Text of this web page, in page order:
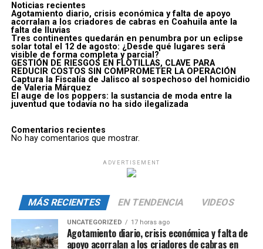
Noticias recientes
Agotamiento diario, crisis económica y falta de apoyo
acorralan a los criadores de cabras en Coahuila ante la
falta de lluvias
Tres continentes quedarán en penumbra por un eclipse
solar total el 12 de agosto: ¿Desde qué lugares será
visible de forma completa y parcial?
GESTIÓN DE RIESGOS EN FLOTILLAS, CLAVE PARA
REDUCIR COSTOS SIN COMPROMETER LA OPERACIÓN
Captura la Fiscalía de Jalisco al sospechoso del homicidio
de Valeria Márquez
El auge de los poppers: la sustancia de moda entre la
juventud que todavía no ha sido ilegalizada
Comentarios recientes
No hay comentarios que mostrar.
ADVERTISEMENT
MÁS RECIENTES EN TENDENCIA VIDEOS
UNCATEGORIZED 17 horas ago
Agotamiento diario, crisis económica y falta de
apoyo acorralan a los criadores de cabras en